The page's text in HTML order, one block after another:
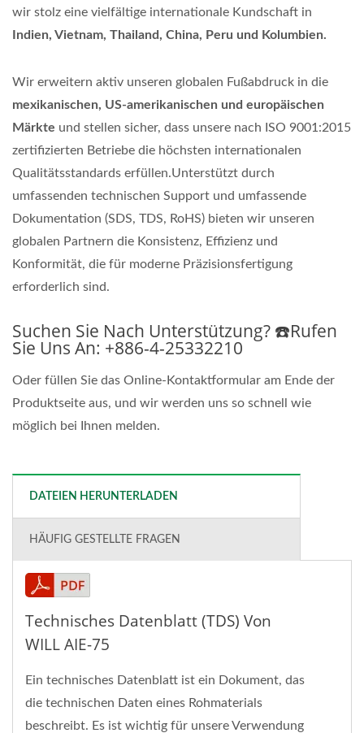
wir stolz eine vielfältige internationale Kundschaft in
Indien, Vietnam, Thailand, China, Peru und Kolumbien.
Wir erweitern aktiv unseren globalen Fußabdruck in die
mexikanischen, US-amerikanischen und europäischen
Märkte und stellen sicher, dass unsere nach ISO 9001:2015
zertifizierten Betriebe die höchsten internationalen
Qualitätsstandards erfüllen.Unterstützt durch
umfassenden technischen Support und umfassende
Dokumentation (SDS, TDS, RoHS) bieten wir unseren
globalen Partnern die Konsistenz, Effizienz und
Konformität, die für moderne Präzisionsfertigung
erforderlich sind.
Suchen Sie Nach Unterstützung? ☎️Rufen
Sie Uns An: +886-4-25332210
Oder füllen Sie das Online-Kontaktformular am Ende der
Produktseite aus, und wir werden uns so schnell wie
möglich bei Ihnen melden.
DATEIEN HERUNTERLADEN
HÄUFIG GESTELLTE FRAGEN
Technisches Datenblatt (TDS) Von
WILL AIE-75
Ein technisches Datenblatt ist ein Dokument, das
die technischen Daten eines Rohmaterials
beschreibt. Es ist wichtig für unsere Verwendung